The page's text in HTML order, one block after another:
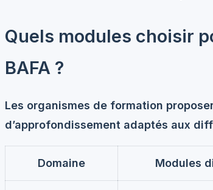
Quels modules choisir
BAFA ?
Les organismes de formation
d’approfondissement adaptés aux
Domaine Modules